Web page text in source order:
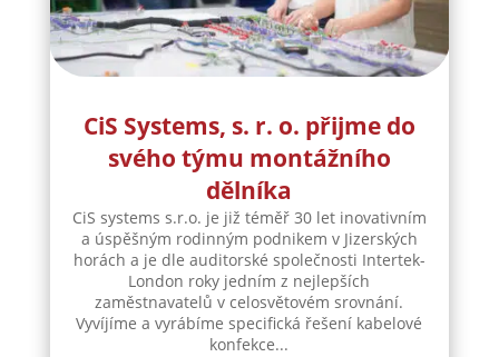
CiS Systems, s. r. o. přijme do
svého týmu montážního
dělníka
CiS systems s.r.o. je již téměř 30 let inovativním
a úspěšným rodinným podnikem v Jizerských
horách a je dle auditorské společnosti Intertek-
London roky jedním z nejlepších
zaměstnavatelů v celosvětovém srovnání.
Vyvíjíme a vyrábíme specifická řešení kabelové
konfekce...